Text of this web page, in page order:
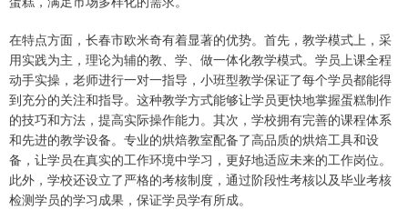
在特点方面，长春市欧米奇有着显著的优势。首先，教学模式上，采
用实践为主，理论为辅的教、学、做一体化教学模式。学员上课全程
动手实操，老师进行一对一指导，小班型教学保证了每个学员都能得
到充分的关注和指导。这种教学方式能够让学员更快地掌握蛋糕制作
的技巧和方法，提高实际操作能力。其次，学校拥有完善的课程体系
和先进的教学设备。专业的烘焙教室配备了高品质的烘焙工具和设
备，让学员在真实的工作环境中学习，更好地适应未来的工作岗位。
此外，学校还设立了严格的考核制度，通过阶段性考核以及毕业考核
检测学员的学习成果，保证学员学有所成。